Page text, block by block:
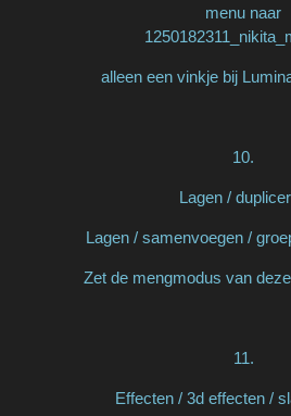
menu naar
alleen een vinkje bij
10.
Lagen /
Lagen / samenvoegen /
Zet de mengmodus van
11.
Effecten / 3d effecten /